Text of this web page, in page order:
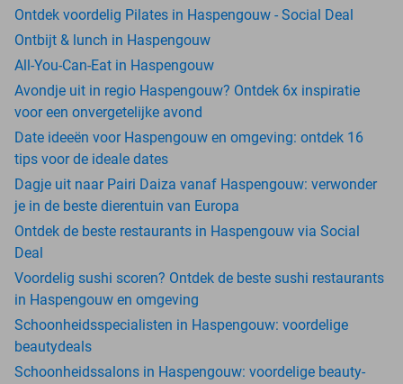
Ontdek voordelig Pilates in Haspengouw - Social Deal
Ontbijt & lunch in Haspengouw
All-You-Can-Eat in Haspengouw
Avondje uit in regio Haspengouw? Ontdek 6x inspiratie
voor een onvergetelijke avond
Date ideeën voor Haspengouw en omgeving: ontdek 16
tips voor de ideale dates
Dagje uit naar Pairi Daiza vanaf Haspengouw: verwonder
je in de beste dierentuin van Europa
Ontdek de beste restaurants in Haspengouw via Social
Deal
Voordelig sushi scoren? Ontdek de beste sushi restaurants
in Haspengouw en omgeving
Schoonheidsspecialisten in Haspengouw: voordelige
beautydeals
Schoonheidssalons in Haspengouw: voordelige beauty-